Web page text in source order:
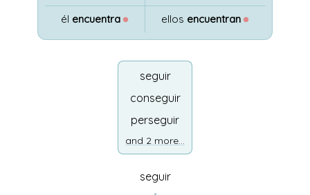
él encuentra ● ellos encuentran ●
seguir
conseguir
perseguir
and 2 more...
seguir